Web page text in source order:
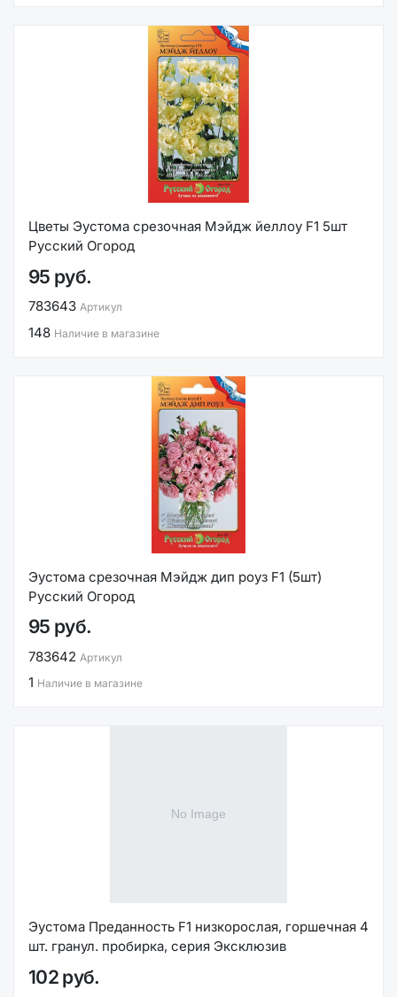
Цветы Эустома срезочная Мэйдж йеллоу F1 5шт
Русский Огород
95 руб.
783643 Артикул
148 Наличие в магазине
Эустома срезочная Мэйдж дип роуз F1 (5шт)
Русский Огород
95 руб.
783642 Артикул
1 Наличие в магазине
Эустома Преданность F1 низкорослая, горшечная 4
шт. гранул. пробирка, серия Эксклюзив
102 руб.